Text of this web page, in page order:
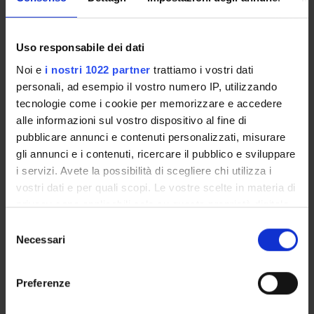
Uso responsabile dei dati
Noi e i nostri 1022 partner trattiamo i vostri dati
personali, ad esempio il vostro numero IP, utilizzando
tecnologie come i cookie per memorizzare e accedere
alle informazioni sul vostro dispositivo al fine di
pubblicare annunci e contenuti personalizzati, misurare
gli annunci e i contenuti, ricercare il pubblico e sviluppare
i servizi. Avete la possibilità di scegliere chi utilizza i
vostri dati e per quali scopi. Le vostre scelte in materia di
privacy sono applicabili solo su questa proprietà digitale
modificare o revocare il proprio consenso in qualsiasi
momento dalla Dichiarazione sui cookie o facendo clic
delNecessari
Preferenze
conviviali e associativi.
Benvenuti a Verona!
Con amicizia.
Nicola Maffulli
Presidente I.S.Mu.L.T.
ALLEGATI
Programma preliminare
Nicola Smania